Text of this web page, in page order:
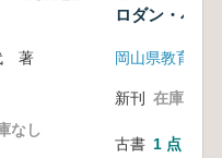
著
なし
ロダン・小坂
岡山県教育委
新刊 在庫なし
古書 1 点